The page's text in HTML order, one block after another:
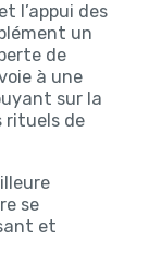
l’appui des
un
de
à une
sur la
rituels de
se
et